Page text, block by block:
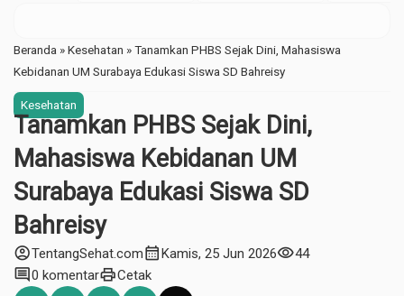
Beranda »Kesehatan »Tanamkan PHBS Sejak Dini, Mahasiswa
Kebidanan UM Surabaya Edukasi Siswa SD Bahreisy
Kesehatan
Tanamkan PHBS Sejak Dini,
Mahasiswa Kebidanan UM
Surabaya Edukasi Siswa SD
Bahreisy
account_circleTentangSehat.comcalendar_monthKamis, 25 Jun 2026visibility44
comment0 komentarprintCetak